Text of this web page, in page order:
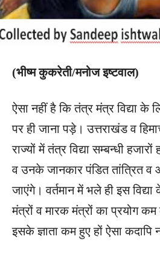
(भीष्म कुकरेती/मनोज इष्टवाल)
ऐसा नहीं है कि तंत्र मंत्र विद्या के
पर ही जाना पड़े। उत्तराखंड व
राज्यों में तंत्र विद्या सम्बन्धी
व उनके जानकार पंडित तांत्रित
जाएंगे। वर्तमान में भले ही इस
मंत्रों व मारक मंत्रों का प्रयोग
इसके ज्ञाता कम हुए हों ऐसा कदापि